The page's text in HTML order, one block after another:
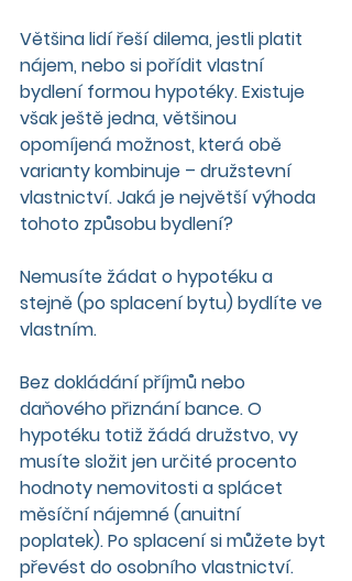
Většina lidí řeší dilema, jestli platit
nájem, nebo si pořídit vlastní
bydlení formou hypotéky. Existuje
však ještě jedna, většinou
opomíjená možnost, která obě
varianty kombinuje – družstevní
vlastnictví. Jaká je největší výhoda
tohoto způsobu bydlení?
Nemusíte žádat o hypotéku a
stejně (po splacení bytu) bydlíte ve
vlastním.
Bez dokládání příjmů nebo
daňového přiznání bance. O
hypotéku totiž žádá družstvo, vy
musíte složit jen určité procento
hodnoty nemovitosti a splácet
měsíční nájemné (anuitní
poplatek). Po splacení si můžete byt
převést do osobního vlastnictví.